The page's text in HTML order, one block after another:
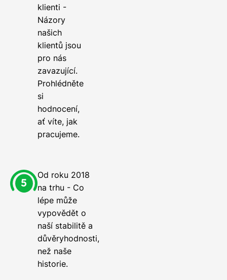
klienti -
Názory
našich
klientů jsou
pro nás
zavazující.
Prohlédněte
si
hodnocení,
ať víte, jak
pracujeme.
Od roku 2018
na trhu - Co
lépe může
vypovědět o
naší stabilitě a
důvěryhodnosti,
než naše
historie.